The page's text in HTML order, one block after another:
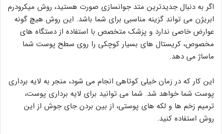
اگر به دنبال جدیدترین متد جوانسازی صورت هستید، روش میکرودرم
ابریژن می تواند گزینه مناسبی برای شما باشد. این روش هیچ گونه
عوارض خاصی ندارد و پزشک متخصص با استفاده از دستگاه های
مخصوص، کریستال های بسیار کوچکی را روی سطح پوست شما
ماساژ می دهد.
این کار که در زمان خیلی کوتاهی انجام می شود، منجر به لایه برداری
پوست شما خواهد شد. شما می توانید برای لایه برداری پوست،
ترمیم زخم ها و لکه های پوستی، از بین بردن جای جوش از این
روش استفاده کنید.